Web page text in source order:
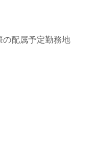
配属予定勤務地